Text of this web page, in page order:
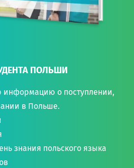
ПОЛЬШИ
информацию о поступлении,
в Польше.
знания польского языка